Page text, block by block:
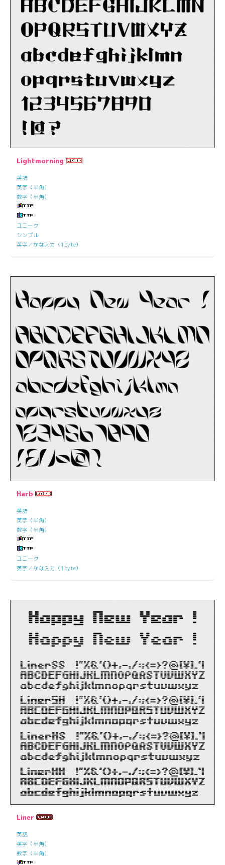
Lightmorning
英語
英字（半角）
数字（半角）
ユニーク
シンプル
英字／かな入力（1byte）
Harb
英語
英字（半角）
数字（半角）
ユニーク
英字／かな入力（1byte）
Liner
英語
英字（半角）
数字（半角）